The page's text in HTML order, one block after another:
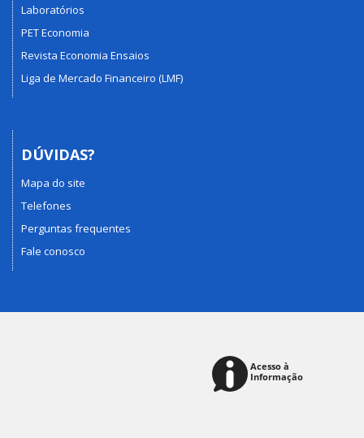
Laboratórios
PET Economia
Revista Economia Ensaios
Liga de Mercado Financeiro (LMF)
DÚVIDAS?
Mapa do site
Telefones
Perguntas frequentes
Fale conosco